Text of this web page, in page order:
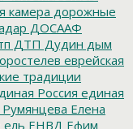
камера дорожные
ДОСААФ
ДТП Дудин дым
еврейская
традиции
Россия единая
Румянцева Елена
ель ЕНВД Ефим